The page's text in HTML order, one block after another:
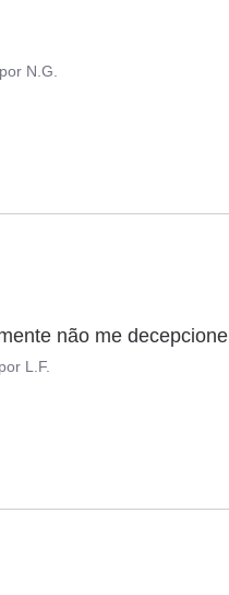
por N.G.
não me
por L.F.